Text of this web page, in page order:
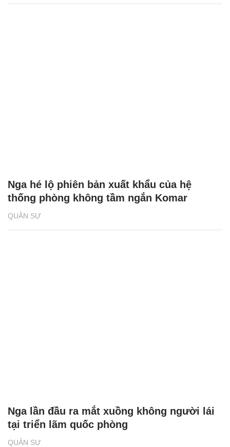
QUÂN SỰ
Nga hé lộ phiên bản xuất khẩu của hệ
thống phòng không tầm ngắn Komar
QUÂN SỰ
Nga lần đầu ra mắt xuồng không người lái
tại triển lãm quốc phòng